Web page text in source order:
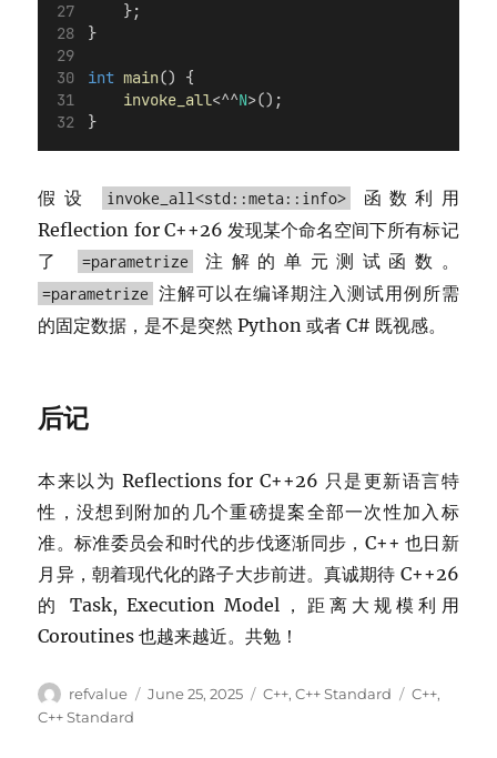
    };
}
int main() {
invoke_all<^^N>();
}
假设 invoke_all<std::meta::info>
函数利用
Reflection for C++26 发现某个命名空间下所有标记
了
=parametrize 注解的单元测试函数。
=parametrize 注解可以在编译期注入测试用例所需
的固定数据，是不是突然 Python 或者 C# 既视感。
后记
本来以为 Reflections for C++26 只是更新语言特
性，没想到附加的几个重磅提案全部一次性加入标
准。标准委员会和时代的步伐逐渐同步，C++ 也日新
月异，朝着现代化的路子大步前进。真诚期待 C++26
的 Task, Execution Model，距离大规模利用
Coroutines 也越来越近。共勉！
Author
refvalue
Posted
June 25, 2025 Categories
C++,C++ Standard Tags
C++,
C++ Standard